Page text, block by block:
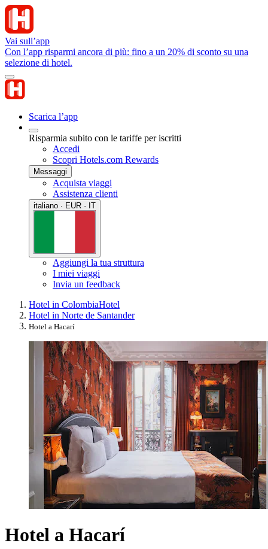
Vai sull’app
Con l’app risparmi ancora di più: fino a un 20% di sconto su una
selezione di hotel.
Scarica l’app
Risparmia subito con le tariffe per iscritti
Accedi
Scopri Hotels.com Rewards
Messaggi
Acquista viaggi
Assistenza clienti
italiano · EUR · IT
Aggiungi la tua struttura
I miei viaggi
Invia un feedback
Hotel in ColombiaHotel
Hotel in Norte de Santander
Hotel a Hacarí
Hotel a Hacarí